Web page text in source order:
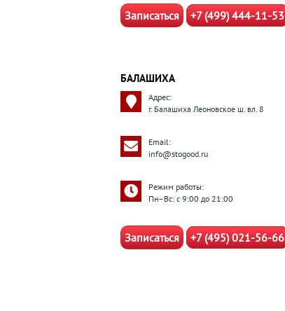
Записаться +7 (499) 444-11-53
БАЛАШИХА
Адрес:
г. Балашиха Леоновское ш. вл. 8
Email:
info@stogood.ru
Режим работы:
Пн–Вс: с 9:00 до 21:00
Записаться +7 (495) 021-56-66